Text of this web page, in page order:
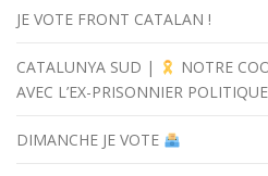
JE VOTE FRONT CATALAN !
CATALUNYA SUD |
NOTRE
AVEC L’EX-PRISONNIER
DIMANCHE JE VOTE